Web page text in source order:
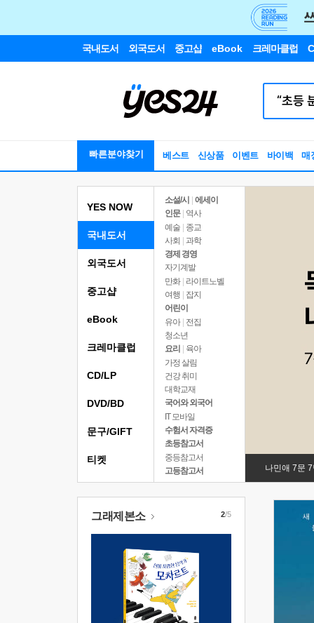
국내도서 외국도서 중고샵 eBook 크레마클럽
빠른분야찾기 베스트 신상품 이벤트 바이백 매
YES NOW
국내도서
소설/시
에세이
인문
역사
예술 | 종교
사회 | 과학
경제 경영
자기계발
만화 | 라이트노벨
여행
잡지
어린이
유아 | 전집
청소년
요리
육아
가정 살림
건강 취미
대학교재
국어와 외국어
IT 모바일
수험서 자격증
초등참고서
중등참고서
고등참고서
나민애 7문
외국도서
중고샵
eBook
크레마클럽
CD/LP
DVD/BD
문구/GIFT
티켓
그래제본소 2/5